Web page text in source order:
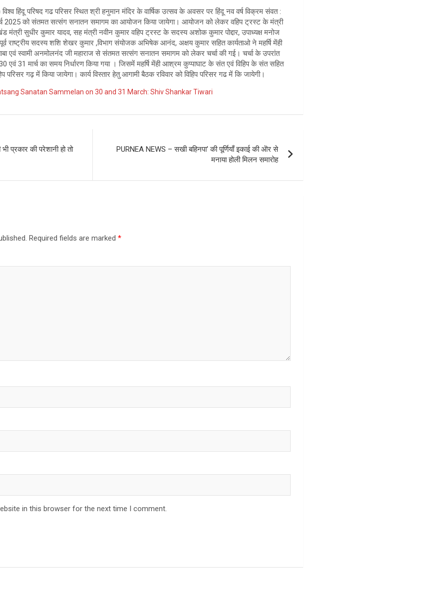
विश्व हिंदू परिषद गढ परिसर स्थित श्री हनुमान मंदिर के वार्षिक उत्सव के अवसर पर हिंदू नव वर्ष विक्रम संवत :
2025 को संतमत सत्संग सनातन समागम का आयोजन किया जायेगा। आयोजन को लेकर वहिप ट्रस्ट के मंत्री
मंत्री सुधीर कुमार यादव, सह मंत्री नवीन कुमार वहिप ट्रस्ट के सदस्य अशोक कुमार पोद्दार, उपाध्यक्ष मनोज
पूर्व राष्ट्रीय सदस्य शशि शेखर कुमार ,विभाग संयोजक अभिषेक आनंद, अक्षय कुमार सहित कार्यताओ ने महर्षि मेंही
एवं स्वामी अनमोलनंद जी महाराज से संतमत सत्संग सनातन समागम को लेकर चर्चा की गई। चर्चा के उपरांत
एवं 31 मार्च का समय निर्धारण किया गया । जिसमें महर्षि मेंही आश्रम कुप्पाघाट के संत एवं विहिप के संत सहित
गढ़ में किया जायेगा। कार्य विस्तार हेतु आगामी बैठक रविवार को विहिप परिसर गढ में कि जायेगी।
Sanatan Sammelan on 30 and 31 March: Shiv Shankar Tiwari
प्रकार की परेशानी हो तो
PURNEA NEWS – सखी बहिनपा’ की पूर्णियाँ इकाई की ऒर से
मनाया होली मिलन समारोह
Required fields are marked*
in this browser for the next time I comment.